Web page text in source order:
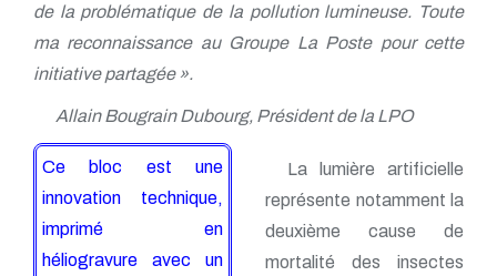
de la problématique de la pollution lumineuse. Toute
ma reconnaissance au Groupe La Poste pour cette
initiative partagée ».
Allain Bougrain Dubourg, Président de la LPO
Ce bloc est une
innovation technique,
imprimé en
héliogravure avec un
La lumière artificielle
représente notamment la
deuxième cause de
mortalité des insectes